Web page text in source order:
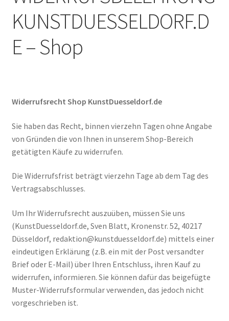
Leinwände
öffnen
Zeichnen/Kolorieren
Zubehör
Bücher
Schule
Geschenke
%Angebote%
KUNSTDUESSELDORF.D
E – Shop
Widerrufsrecht Shop KunstDuesseldorf.de
Sie haben das Recht, binnen vierzehn Tagen ohne Angabe
von Gründen die von Ihnen in unserem Shop-Bereich
getätigten Käufe zu widerrufen.
Die Widerrufsfrist beträgt vierzehn Tage ab dem Tag des
Vertragsabschlusses.
Um Ihr Widerrufsrecht auszuüben, müssen Sie uns
(KunstDuesseldorf.de, Sven Blatt, Kronenstr. 52, 40217
Düsseldorf, redaktion@kunstduesseldorf.de) mittels einer
eindeutigen Erklärung (z.B. ein mit der Post versandter
Brief oder E-Mail) über Ihren Entschluss, ihren Kauf zu
widerrufen, informieren. Sie können dafür das beigefügte
Muster-Widerrufsformular verwenden, das jedoch nicht
vorgeschrieben ist.